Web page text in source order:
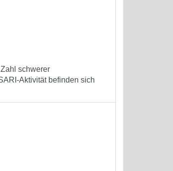
schwerer
Aktivität befinden sich